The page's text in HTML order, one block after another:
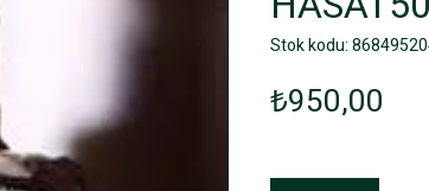
Stok kodu:
₺950,00